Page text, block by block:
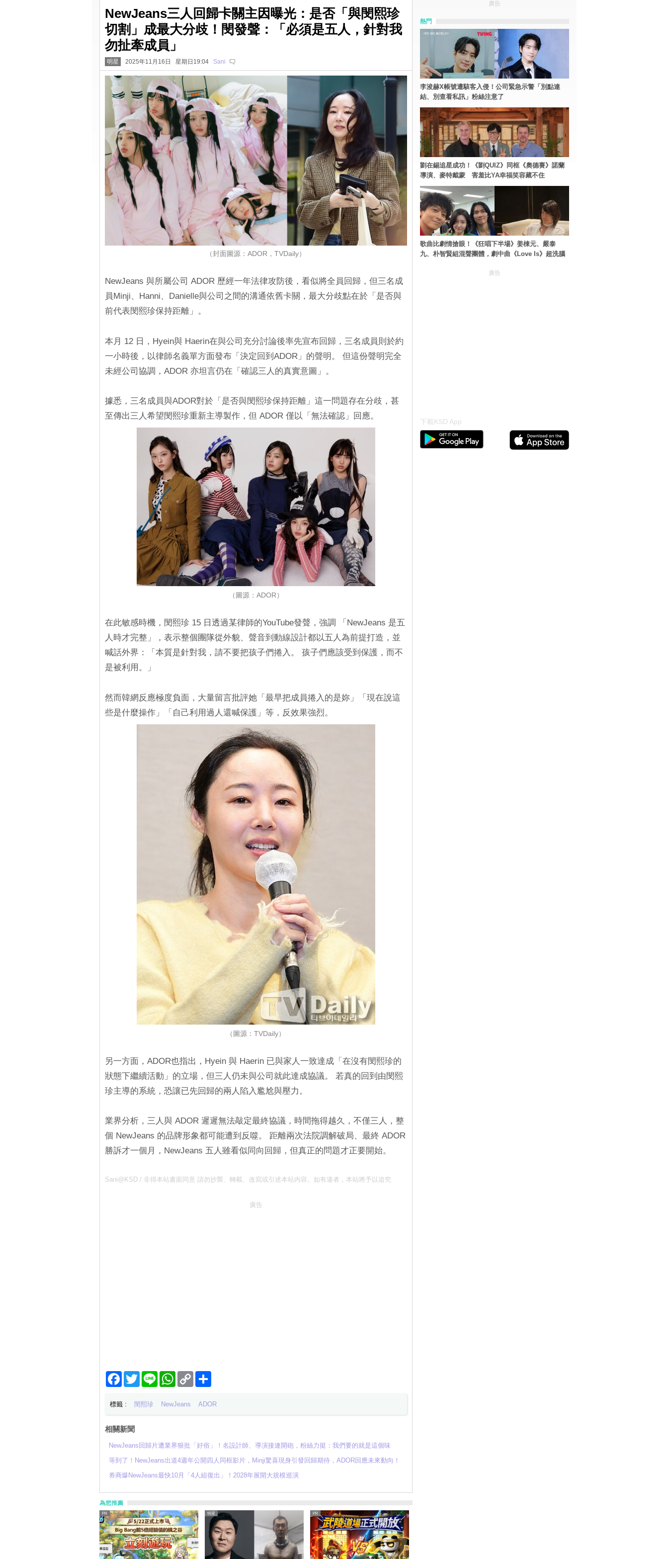
NewJeans三人回歸卡關主因曝光：是否「與閔熙珍
切割」成最大分歧！閔發聲：「必須是五人，針對我
勿扯牽成員」
明星 2025年11月16日 星期日19:04 Sani
（封面圖源：ADOR，TVDaily）
NewJeans 與所屬公司 ADOR 歷經一年法律攻防後，看似將全員回歸，但三名成
員Minji、Hanni、Danielle與公司之間的溝通依舊卡關，最大分歧點在於「是否與
前代表閔熙珍保持距離」。
本月 12 日，Hyein與 Haerin在與公司充分討論後率先宣布回歸，三名成員則於約
一小時後，以律師名義單方面發布「決定回到ADOR」的聲明。 但這份聲明完全
未經公司協調，ADOR 亦坦言仍在「確認三人的真實意圖」。
據悉，三名成員與ADOR對於「是否與閔熙珍保持距離」這一問題存在分歧，甚
至傳出三人希望閔熙珍重新主導製作，但 ADOR 僅以「無法確認」回應。
（圖源：ADOR）
在此敏感時機，閔熙珍 15 日透過某律師的YouTube發聲，強調 「NewJeans 是五
人時才完整」，表示整個團隊從外貌、聲音到動線設計都以五人為前提打造，並
喊話外界：「本質是針對我，請不要把孩子們捲入。 孩子們應該受到保護，而不
是被利用。」
然而韓網反應極度負面，大量留言批評她「最早把成員捲入的是妳」「現在說這
些是什麼操作」「自己利用過人還喊保護」等，反效果強烈。
（圖源：TVDaily）
另一方面，ADOR也指出，Hyein 與 Haerin 已與家人一致達成「在沒有閔熙珍的
狀態下繼續活動」的立場，但三人仍未與公司就此達成協議。 若真的回到由閔熙
珍主導的系統，恐讓已先回歸的兩人陷入尷尬與壓力。
業界分析，三人與 ADOR 遲遲無法敲定最終協議，時間拖得越久，不僅三人，整
個 NewJeans 的品牌形象都可能遭到反噬。 距離兩次法院調解破局、最終 ADOR
勝訴才一個月，NewJeans 五人雖看似同向回歸，但真正的問題才正要開始。
Sani@KSD / 非得本站書面同意 請勿抄襲、轉載、改寫或引述本站內容。如有違者，本站將予以追究
廣告
Facebook
TwitterLine WhatsApp
Copy
Link
分
標籤 : 閔熙珍 NewJeans ADOR
相關新聞
NewJeans回歸片遭業界狠批「好俗」！名設計師、導演接連開砲，粉絲力挺：我們要的就是這個味
等到了！NewJeans出道4週年公開四人同框影片，Minji驚喜現身引發回歸期待，ADOR回應未來動向！
券商爆NewJeans最快10月「4人組復出」！2028年展開大規模巡演
為您推薦
明星
廣告
熱門
李浚赫X帳號遭駭客入侵！公司緊急示警「別點連
結、別查看私訊」粉絲注意了
劉在錫追星成功！《劉QUIZ》同框《奧德賽》諾蘭
導演、麥特戴蒙 害羞比YA幸福笑容藏不住
歌曲比劇情搶眼！《狂唱下半場》姜棟元、嚴泰
九、朴智賢組混聲團體，劇中曲《Love Is》超洗腦
廣告
下載KSD App